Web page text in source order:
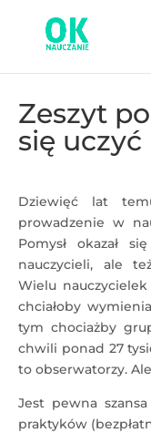
Zeszyt
się uczyć
Dziewięć lat
prowadzenie w
Pomysł okazał
nauczycieli, ale
Wielu
chciałoby
tym chociażby
chwili ponad 27
to obserwatorzy.
Jest pewna
praktyków